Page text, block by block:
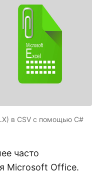
в CSV с помощью C#
часто
Microsoft Office.